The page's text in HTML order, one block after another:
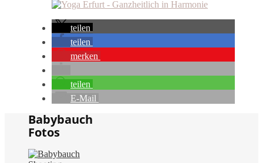
teilen
teilen
merken
teilen
E-Mail
Babybauch
Fotos